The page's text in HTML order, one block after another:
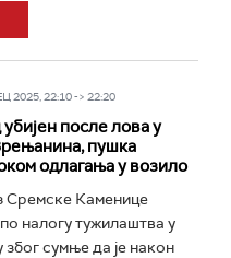
2025, 22:10 -> 22:20
после лова у
пушка
одлагања у возило
Сремске Каменице
налогу тужилаштва у
сумње да је након